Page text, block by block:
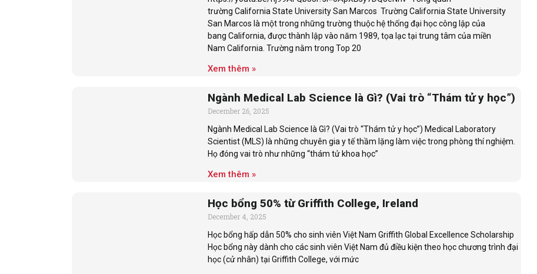
trường California State University San Marcos Trường California State University
San Marcos là một trong những trường thuộc hệ thống đại học công lập của
bang California, được thành lập vào năm 1989, tọa lạc tại trung tâm của miền
Nam California. Trường nằm trong Top 20
Xem thêm »
Ngành Medical Lab Science là Gì? (Vai trò “Thám tử y học”)
December 26, 2025
Ngành Medical Lab Science là Gì? (Vai trò “Thám tử y học”) Medical Laboratory
Scientist (MLS) là những chuyên gia y tế thầm lặng làm việc trong phòng thí nghiệm.
Họ đóng vai trò như những “thám tử khoa học”
Xem thêm »
Học bổng 50% từ Griffith College, Ireland
December 4, 2025
Học bổng hấp dẫn 50% cho sinh viên Việt Nam Griffith Global Excellence Scholarship
Học bổng này dành cho các sinh viên Việt Nam đủ điều kiện theo học chương trình đại
học (cử nhân) tại Griffith College, với mức